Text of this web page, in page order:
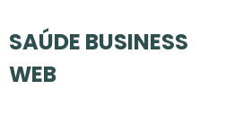
SAÚDE BUSINESS
WEB